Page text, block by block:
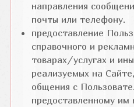
направления
почты или телефону.
предоставление
справочного и
товарах/услугах и
реализуемых на
общения с
предоставленному